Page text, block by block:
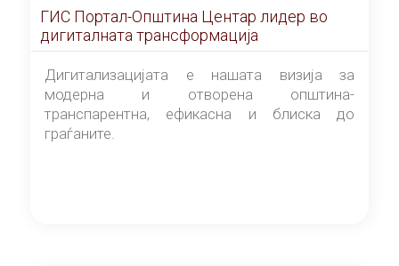
ГИС Портал-Општина Центар лидер во
дигиталната трансформација
Дигитализацијата е нашата визија за
модерна и отворена општина-
транспарентна, ефикасна и блиска до
граѓаните.